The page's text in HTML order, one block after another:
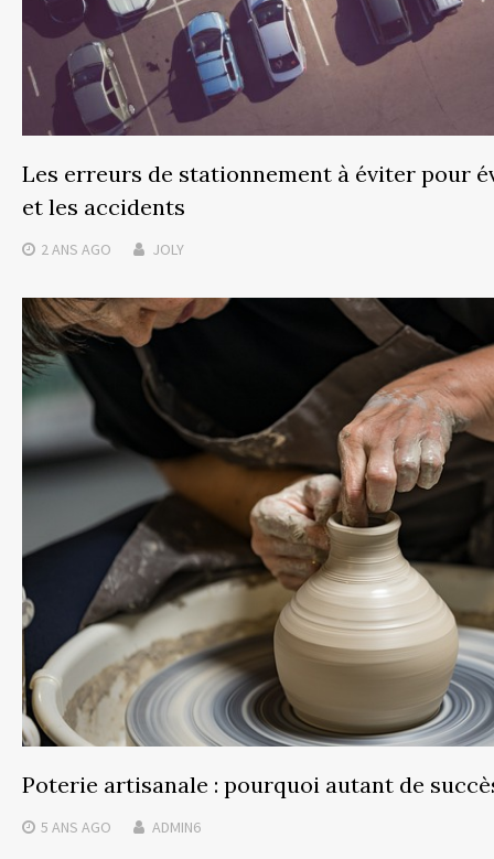
Les erreurs de stationnement à éviter pour
et les accidents
2 ANS AGO JOLY
Poterie artisanale : pourquoi autant de
5 ANS AGO ADMIN6